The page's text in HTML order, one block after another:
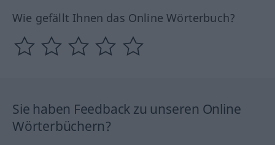
Wie gefällt Ihnen das Online Wörterbuch?
Sie haben Feedback zu unseren Online
Wörterbüchern?